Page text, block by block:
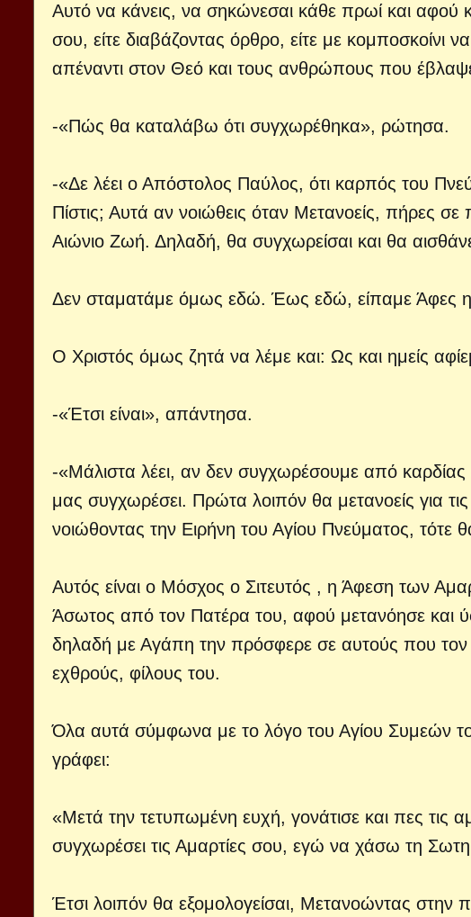
Αυτό να κάνεις, να σηκώνεσαι κάθε πρωί και αφού
σου, είτε διαβάζοντας όρθρο, είτε με κομποσκοίνι
απέναντι στον Θεό και τους ανθρώπους που
-«Πώς θα καταλάβω ότι συγχωρέθηκα», ρώτησα.
-«Δε λέει ο Απόστολος Παύλος, ότι καρπός του
Πίστις; Αυτά αν νοιώθεις όταν Μετανοείς, πήρες
Αιώνιο Ζωή. Δηλαδή, θα συγχωρείσαι και θα
Δεν σταματάμε όμως εδώ. Έως εδώ, είπαμε Άφες
Ο Χριστός όμως ζητά να λέμε και: Ως και ημείς
-«Έτσι είναι», απάντησα.
-«Μάλιστα λέει, αν δεν συγχωρέσουμε από
μας συγχωρέσει. Πρώτα λοιπόν θα μετανοείς για
νοιώθοντας την Ειρήνη του Αγίου Πνεύματος, τότε
Αυτός είναι ο Μόσχος ο Σιτευτός , η Άφεση των
Άσωτος από τον Πατέρα του, αφού μετανόησε και
δηλαδή με Αγάπη την πρόσφερε σε αυτούς που
εχθρούς, φίλους του.
Όλα αυτά σύμφωνα με το λόγο του Αγίου Συμεών
γράφει:
«Μετά την τετυπωμένη ευχή, γονάτισε και πες τις
συγχωρέσει τις Αμαρτίες σου, εγώ να χάσω τη
Έτσι λοιπόν θα εξομολογείσαι, Μετανοώντας